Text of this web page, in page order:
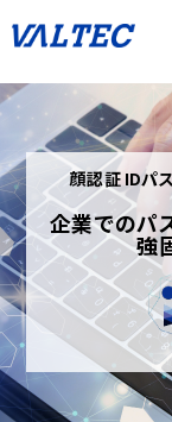
顔認証 IDパ
企業でのパ
強